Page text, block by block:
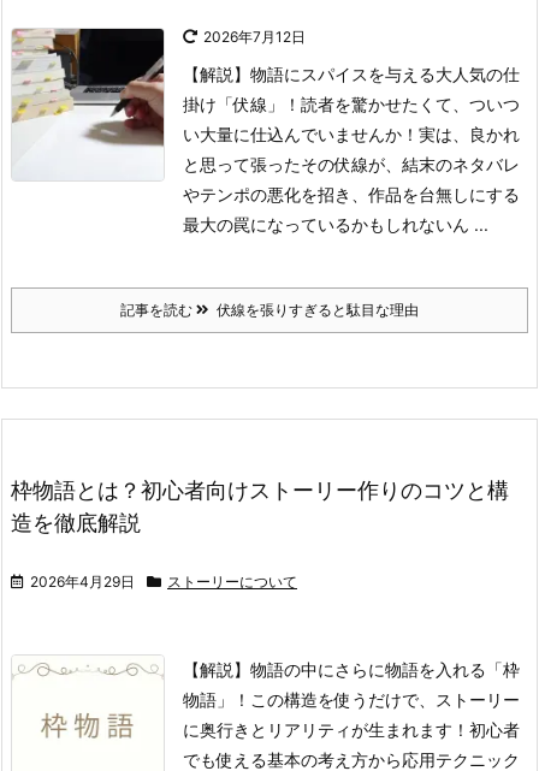
2026年7月12日
【解説】物語にスパイスを与える大人気の仕
掛け「伏線」！読者を驚かせたくて、ついつ
い大量に仕込んでいませんか！実は、良かれ
と思って張ったその伏線が、結末のネタバレ
やテンポの悪化を招き、作品を台無しにする
最大の罠になっているかもしれないん ...
記事を読む 伏線を張りすぎると駄目な理由
枠物語とは？初心者向けストーリー作りのコツと構
造を徹底解説
2026年4月29日 ストーリーについて
【解説】物語の中にさらに物語を入れる「枠
物語」！この構造を使うだけで、ストーリー
に奥行きとリアリティが生まれます！初心者
でも使える基本の考え方から応用テクニック